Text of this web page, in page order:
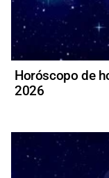
Horóscopo de
2026